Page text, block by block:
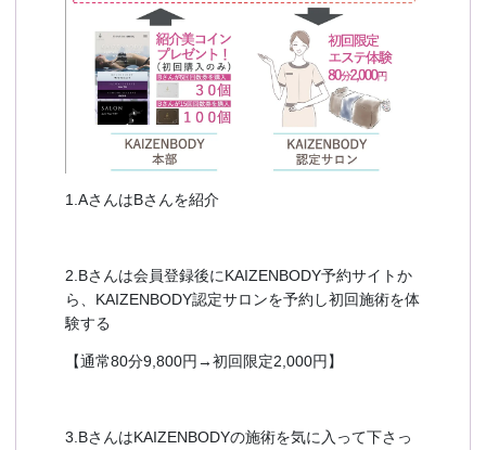
1.AさんはBさんを紹介
2.Bさんは会員登録後にKAIZENBODY予約サイトか
ら、KAIZENBODY認定サロンを予約し初回施術を体
験する
【通常80分9,800円→初回限定2,000円】
3.BさんはKAIZENBODYの施術を気に入って下さっ